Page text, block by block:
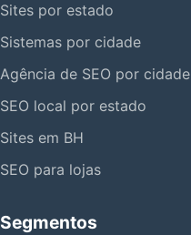
Sites por estado
Sistemas por cidade
Agência de SEO por cidade
SEO local por estado
Sites em BH
SEO para lojas
Segmentos